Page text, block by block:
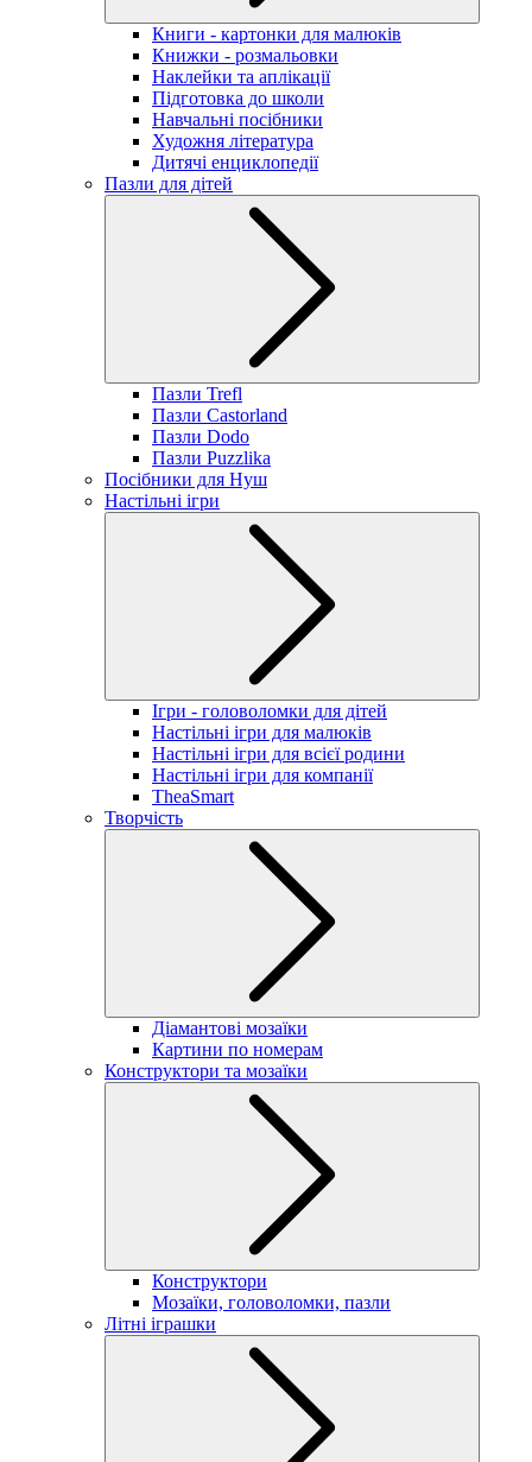
Книги - картонки для малюків
Книжки - розмальовки
Наклейки та аплікації
Підготовка до школи
Навчальні посібники
Художня література
Дитячі енциклопедії
Пазли для дітей
Пазли Trefl
Пазли Castorland
Пазли Dodo
Пазли Puzzlika
Посібники для Нуш
Настільні ігри
Ігри - головоломки для дітей
Настільні ігри для малюків
Настільні ігри для всієї родини
Настільні ігри для компанії
TheaSmart
Творчість
Діамантові мозаїки
Картини по номерам
Конструктори та мозаїки
Конструктори
Мозаїки, головоломки, пазли
Літні іграшки